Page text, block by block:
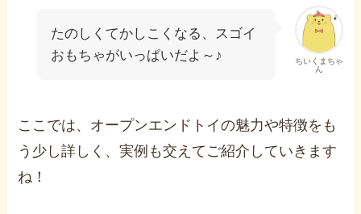
ちいくまちゃ
ん
たのしくてかしこくなる、スゴイ
おもちゃがいっぱいだよ～♪
ここでは、オープンエンドトイの魅力や特徴をも
う少し詳しく、実例も交えてご紹介していきます
ね！